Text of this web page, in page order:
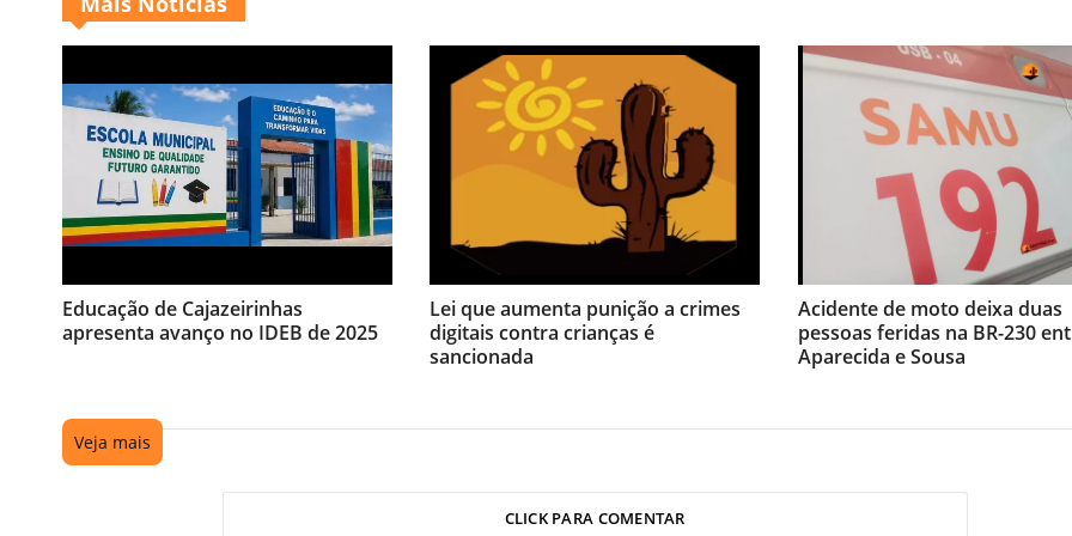
Educação de Cajazeirinhas
apresenta avanço no IDEB de 2025
Lei que aumenta punição a crimes
digitais contra crianças é
sancionada
Acidente de moto deixa duas
pessoas feridas na BR-230
Aparecida e Sousa
Veja mais
CLICK PARA COMENTAR